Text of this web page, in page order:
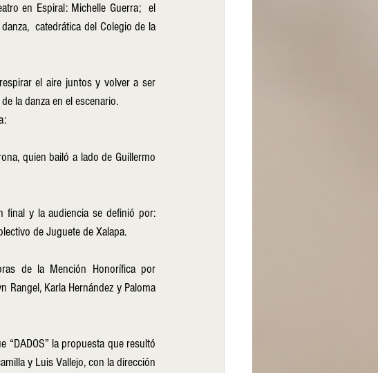
en Espiral: Michelle Guerra;  el
catedrática del Colegio de la
el aire juntos y volver a ser
la danza en el escenario.
quien bailó a lado de Guillermo
final y la audiencia se definió por:
de Juguete de Xalapa.
de la Mención Honorífica por
Rangel, Karla Hernández y Paloma
la propuesta que resultó
y Luis Vallejo, con la dirección